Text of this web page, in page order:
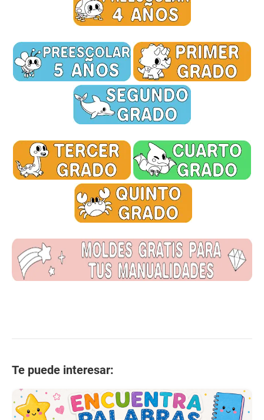
Te puede interesar: